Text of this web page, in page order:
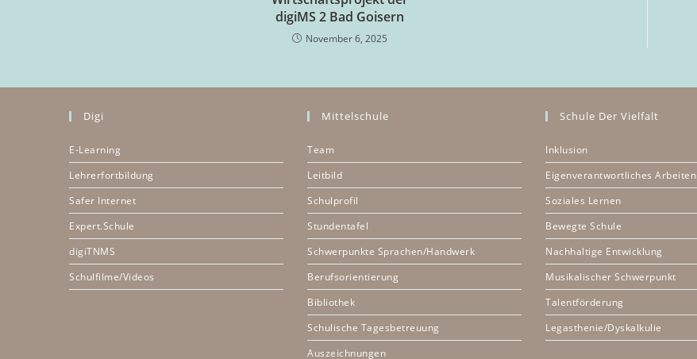
digiMS 2 Bad Goisern
November 6, 2025
Digi
E-Learning
Lehrerfortbildung
Safer Internet
Expert.Schule
digiTNMS
Schulfilme/Videos
Mittelschule
Team
Leitbild
Schulprofil
Stundentafel
Schwerpunkte Sprachen/Handwerk
Berufsorientierung
Bibliothek
Schulische Tagesbetreuung
Auszeichnungen
Schule Der Vielfalt
Inklusion
Eigenverantwortliches Arbeiten
Soziales Lernen
Bewegte Schule
Nachhaltige Entwicklung
Musikalischer Schwerpunkt
Talentförderung
Legasthenie/Dyskalkulie